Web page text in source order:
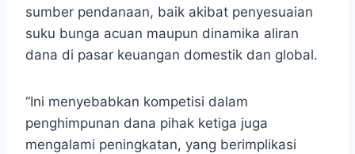
sumber pendanaan, baik akibat penyesuaian
suku bunga acuan maupun dinamika aliran
dana di pasar keuangan domestik dan global.
“Ini menyebabkan kompetisi dalam
penghimpunan dana pihak ketiga juga
mengalami peningkatan, yang berimplikasi